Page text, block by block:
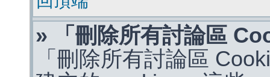
» 「刪除所有討論區
「刪除所有討論區